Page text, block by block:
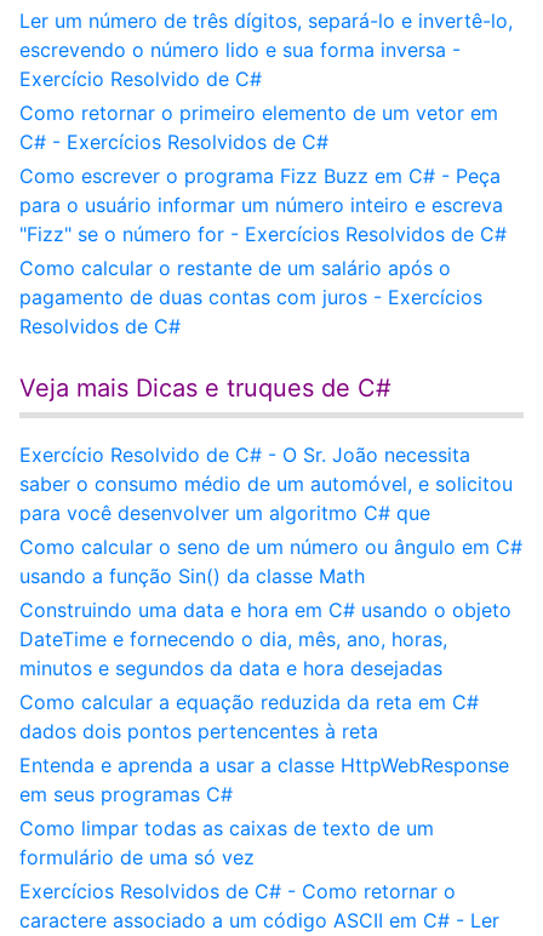
Ler um número de três dígitos, separá-lo e invertê-lo,
escrevendo o número lido e sua forma inversa -
Exercício Resolvido de C#
Como retornar o primeiro elemento de um vetor em
C# - Exercícios Resolvidos de C#
Como escrever o programa Fizz Buzz em C# - Peça
para o usuário informar um número inteiro e escreva
"Fizz" se o número for - Exercícios Resolvidos de C#
Como calcular o restante de um salário após o
pagamento de duas contas com juros - Exercícios
Resolvidos de C#
Veja mais Dicas e truques de C#
Exercício Resolvido de C# - O Sr. João necessita
saber o consumo médio de um automóvel, e solicitou
para você desenvolver um algoritmo C# que
Como calcular o seno de um número ou ângulo em C#
usando a função Sin() da classe Math
Construindo uma data e hora em C# usando o objeto
DateTime e fornecendo o dia, mês, ano, horas,
minutos e segundos da data e hora desejadas
Como calcular a equação reduzida da reta em C#
dados dois pontos pertencentes à reta
Entenda e aprenda a usar a classe HttpWebResponse
em seus programas C#
Como limpar todas as caixas de texto de um
formulário de uma só vez
Exercícios Resolvidos de C# - Como retornar o
caractere associado a um código ASCII em C# - Ler